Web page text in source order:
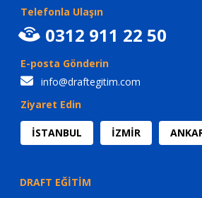
Telefonla Ulaşın
0312 911 22 50
E-posta Gönderin
info@draftegitim.com
Ziyaret Edin
İSTANBUL İZMİR
DRAFT EĞİTİM